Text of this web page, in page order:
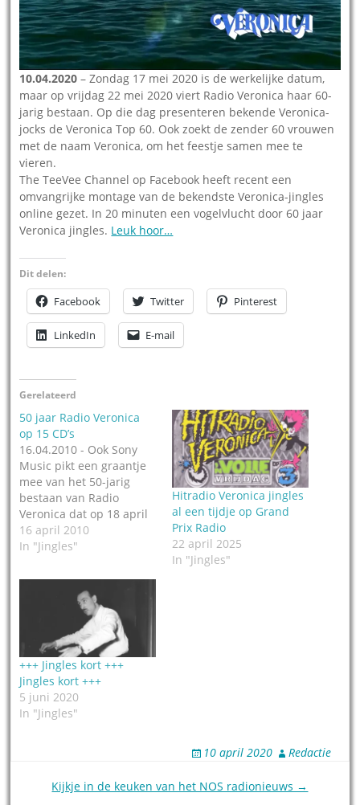
10.04.2020 – Zondag 17 mei 2020 is de werkelijke datum,
maar op vrijdag 22 mei 2020 viert Radio Veronica haar 60-
jarig bestaan. Op die dag presenteren bekende Veronica-
jocks de Veronica Top 60. Ook zoekt de zender 60 vrouwen
met de naam Veronica, om het feestje samen mee te
vieren.
The TeeVee Channel op Facebook heeft recent een
omvangrijke montage van de bekendste Veronica-jingles
online gezet. In 20 minuten een vogelvlucht door 60 jaar
Veronica jingles. Leuk hoor…
Dit delen:
Facebook Twitter Pinterest
LinkedIn E-mail
Gerelateerd
50 jaar Radio Veronica
op 15 CD’s
16.04.2010 - Ook Sony
Music pikt een graantje
mee van het 50-jarig
bestaan van Radio
Veronica dat op 18 april
officieel gevierd wordt.
De maatschappij komt
boxen, met daarop hits
en jingles van het
jubilerende radiostation,
na ja - met wat
smokkelen, sommigen
platen werden…
16 april 2010
In "Jingles"
Hitradio Veronica jingles
al een tijdje op Grand
Prix Radio
22 april 2025
In "Jingles"
+++ Jingles kort +++
Jingles kort +++
5 juni 2020
In "Jingles"
10 april 2020 Redactie
Kijkje in de keuken van het NOS radionieuws →